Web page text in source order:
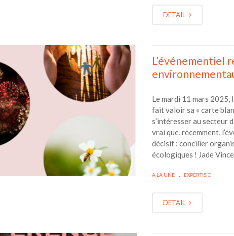
DETAIL
L’événementiel
Le mardi 11 mars 2025,
fait valoir sa « carte
s’intéresser au secteur
vrai que, récemment,
décisif : concilier
écologiques ! Jade
A LA UNE . EXPERTISIC
DETAIL